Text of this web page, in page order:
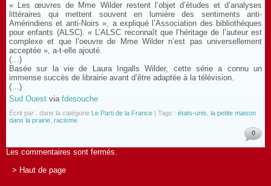
« Les œuvres de Mme Wilder restent l’objet d’études et d’analyses
littéraires qui mettent souvent en lumière des sentiments anti-
Amérindiens et anti-Noirs », a expliqué l’Association des bibliothèques
pour enfants (ALSC). « L’ALSC reconnaît que l’héritage de l’auteur est
complexe et que l’oeuvre de Mme Wilder n’est pas universellement
acceptée », a-t-elle ajouté.
(…)
Basée sur la vie de Laura Ingalls Wilder, cette série a connu un
immense succès de librairie avant d’être adaptée à la télévision.
(…)
Sud Ouest via fdesouche
Écrit par dans la catégorie Le Parti de la France | Tags : états-unis la petite maison
dans la prairie racisme
0
Les commentaires sont fermés.
> Haut de page